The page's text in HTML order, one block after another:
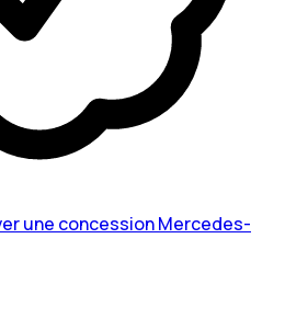
une concession Mercedes-